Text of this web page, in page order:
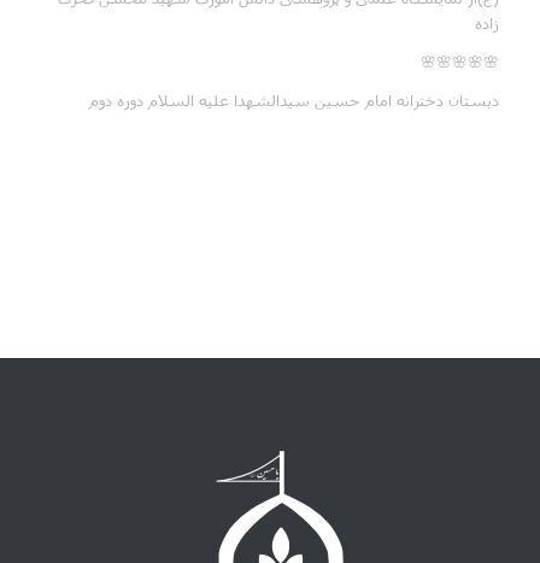
زاده
🌸🌸🌸🌸🌸
دبستان دخترانه امام حسین سیدالشهدا علیه السلام دوره دوم